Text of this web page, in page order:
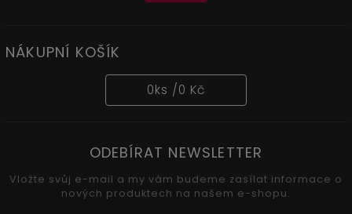
NÁKUPNÍ KOŠÍK
0ks /0 Kč
ODEBÍRAT NEWSLETTER
Vložte svůj e-mail a my vám budeme zasílat informace o
nových produktech na našem e-shopu.